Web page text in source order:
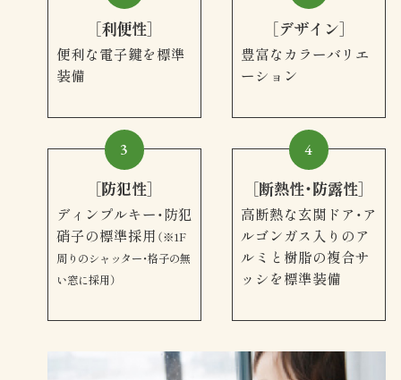
［利便性］
便利な電子鍵を標準
装備
［デザイン］
豊富なカラーバリエ
ーション
3
［防犯性］
ディンプルキー・防犯
硝子の標準採用 （※1F
周りのシャッター・格子の無
い窓に採用）
4
［断熱性・防露性］
高断熱な玄関ドア・ア
ルゴンガス入りのア
ルミと樹脂の複合サ
ッシを標準装備